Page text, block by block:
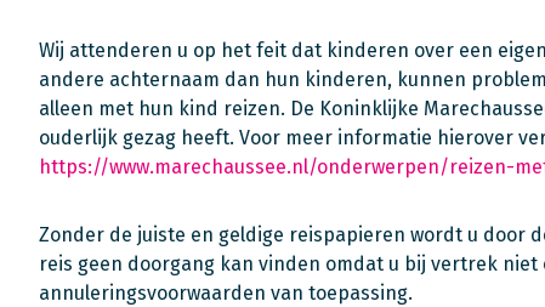
Wij attenderen u op het feit dat kinderen over een
andere achternaam dan hun kinderen, kunnen
alleen met hun kind reizen. De Koninklijke
ouderlijk gezag heeft. Voor meer informatie hierover
https://www.marechaussee.nl/onderwerpen/reizen-
Zonder de juiste en geldige reispapieren wordt u door
reis geen doorgang kan vinden omdat u bij vertrek
annuleringsvoorwaarden van toepassing.